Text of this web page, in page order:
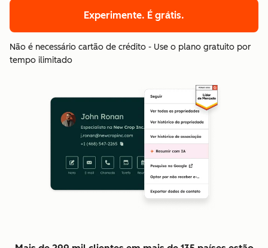
Experimente. É grátis.
Não é necessário cartão de crédito - Use o plano gratuito por
tempo ilimitado